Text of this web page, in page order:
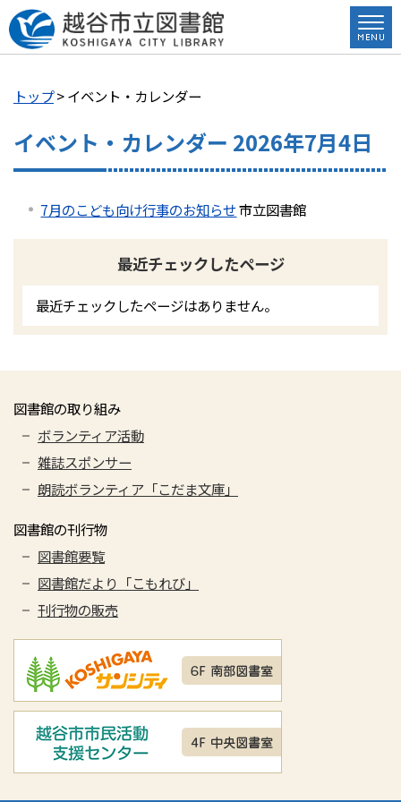
トップ> イベント・カレンダー
イベント・カレンダー 2026年7月4日
7月のこども向け行事のお知らせ市立図書館
最近チェックしたページ
最近チェックしたページはありません。
図書館の取り組み
ボランティア活動
雑誌スポンサー
朗読ボランティア「こだま文庫」
図書館の刊行物
図書館要覧
図書館だより「こもれび」
刊行物の販売